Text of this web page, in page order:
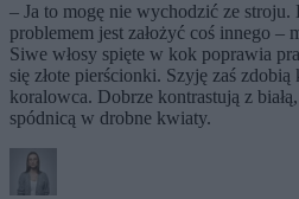
– Ja to mogę nie wychodzić ze
problemem jest założyć coś innego –
Siwe włosy spięte w kok poprawia
się złote pierścionki. Szyję zaś
koralowca. Dobrze kontrastują z
spódnicą w drobne kwiaty.